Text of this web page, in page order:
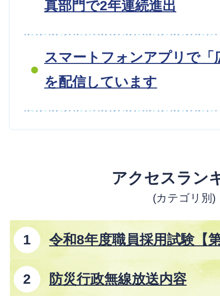
真部門で2年連続進出
スマートフォンアプリで「
を配信しています
アクセスラン
(カテゴリ別)
令和8年度職員採用試験【
防災行政無線放送内容